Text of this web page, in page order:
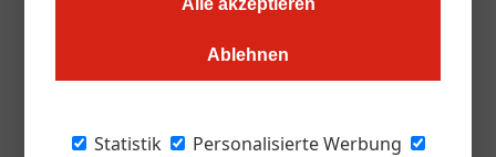
Alle akzeptieren
Ablehnen
Statistik
Personalisierte Werbung
Mit „4U Hospitality“ entsteht erstmals eine Plattform, auf der
Zeichen der Wertschätzung und zur Stärkung des